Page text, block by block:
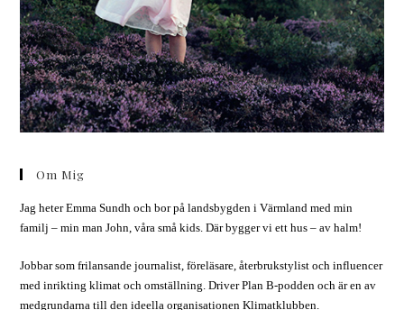
Om Mig
Jag heter Emma Sundh och bor på landsbygden i Värmland med min
familj – min man John, våra små kids. Där bygger vi ett hus – av halm!
Jobbar som frilansande journalist, föreläsare, återbrukstylist och influencer
med inrikting klimat och omställning. Driver Plan B-podden och är en av
medgrundarna till den ideella organisationen Klimatklubben.